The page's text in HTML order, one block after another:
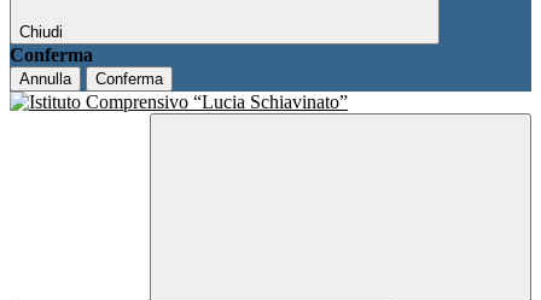
Chiudi
Conferma
Annulla Conferma